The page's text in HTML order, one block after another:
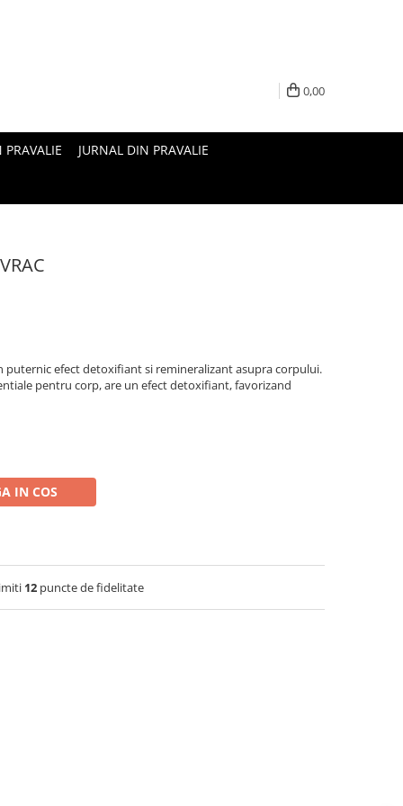
0,00
PRAVALIE JURNAL DIN PRAVALIE
puternic efect detoxifiant si remineralizant asupra corpului.
pentru corp, are un efect detoxifiant, favorizand
IN COS
12 puncte de fidelitate